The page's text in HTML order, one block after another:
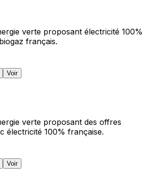
verte proposant électricité 100%
français.
Voir
verte proposant des offres
électricité 100% française.
Voir